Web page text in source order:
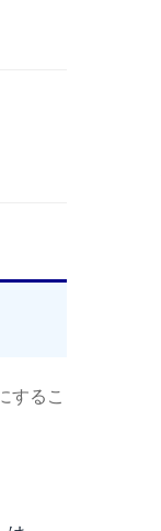
するこ